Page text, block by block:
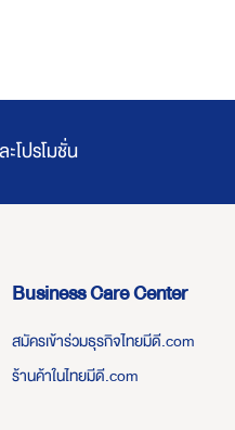
โปรโมชั่น
Business Care Center
สมัครเข้าร่วมธุรกิจไทยมีดี.com
ร้านค้าในไทยมีดี.com